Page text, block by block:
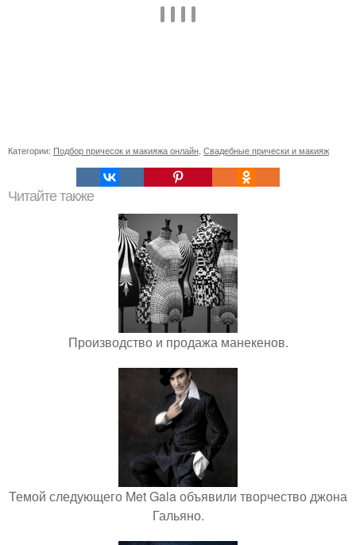
Категории: Подбор причесок и макияжа онлайн Свадебные прически и макияж
Читайте также
Производство и продажа манекенов.
Темой следующего Met Gala объявили творчество джона
Гальяно.